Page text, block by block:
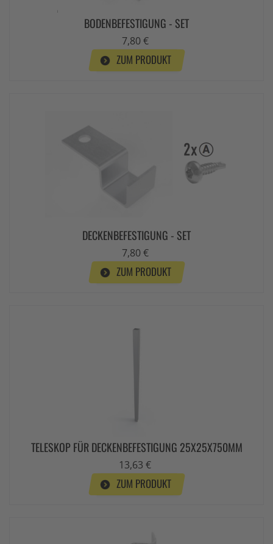
BODENBEFESTIGUNG - SET
7,80 €
ZUM PRODUKT
DECKENBEFESTIGUNG - SET
7,80 €
ZUM PRODUKT
TELESKOP FÜR DECKENBEFESTIGUNG 25X25X750MM
13,63 €
ZUM PRODUKT